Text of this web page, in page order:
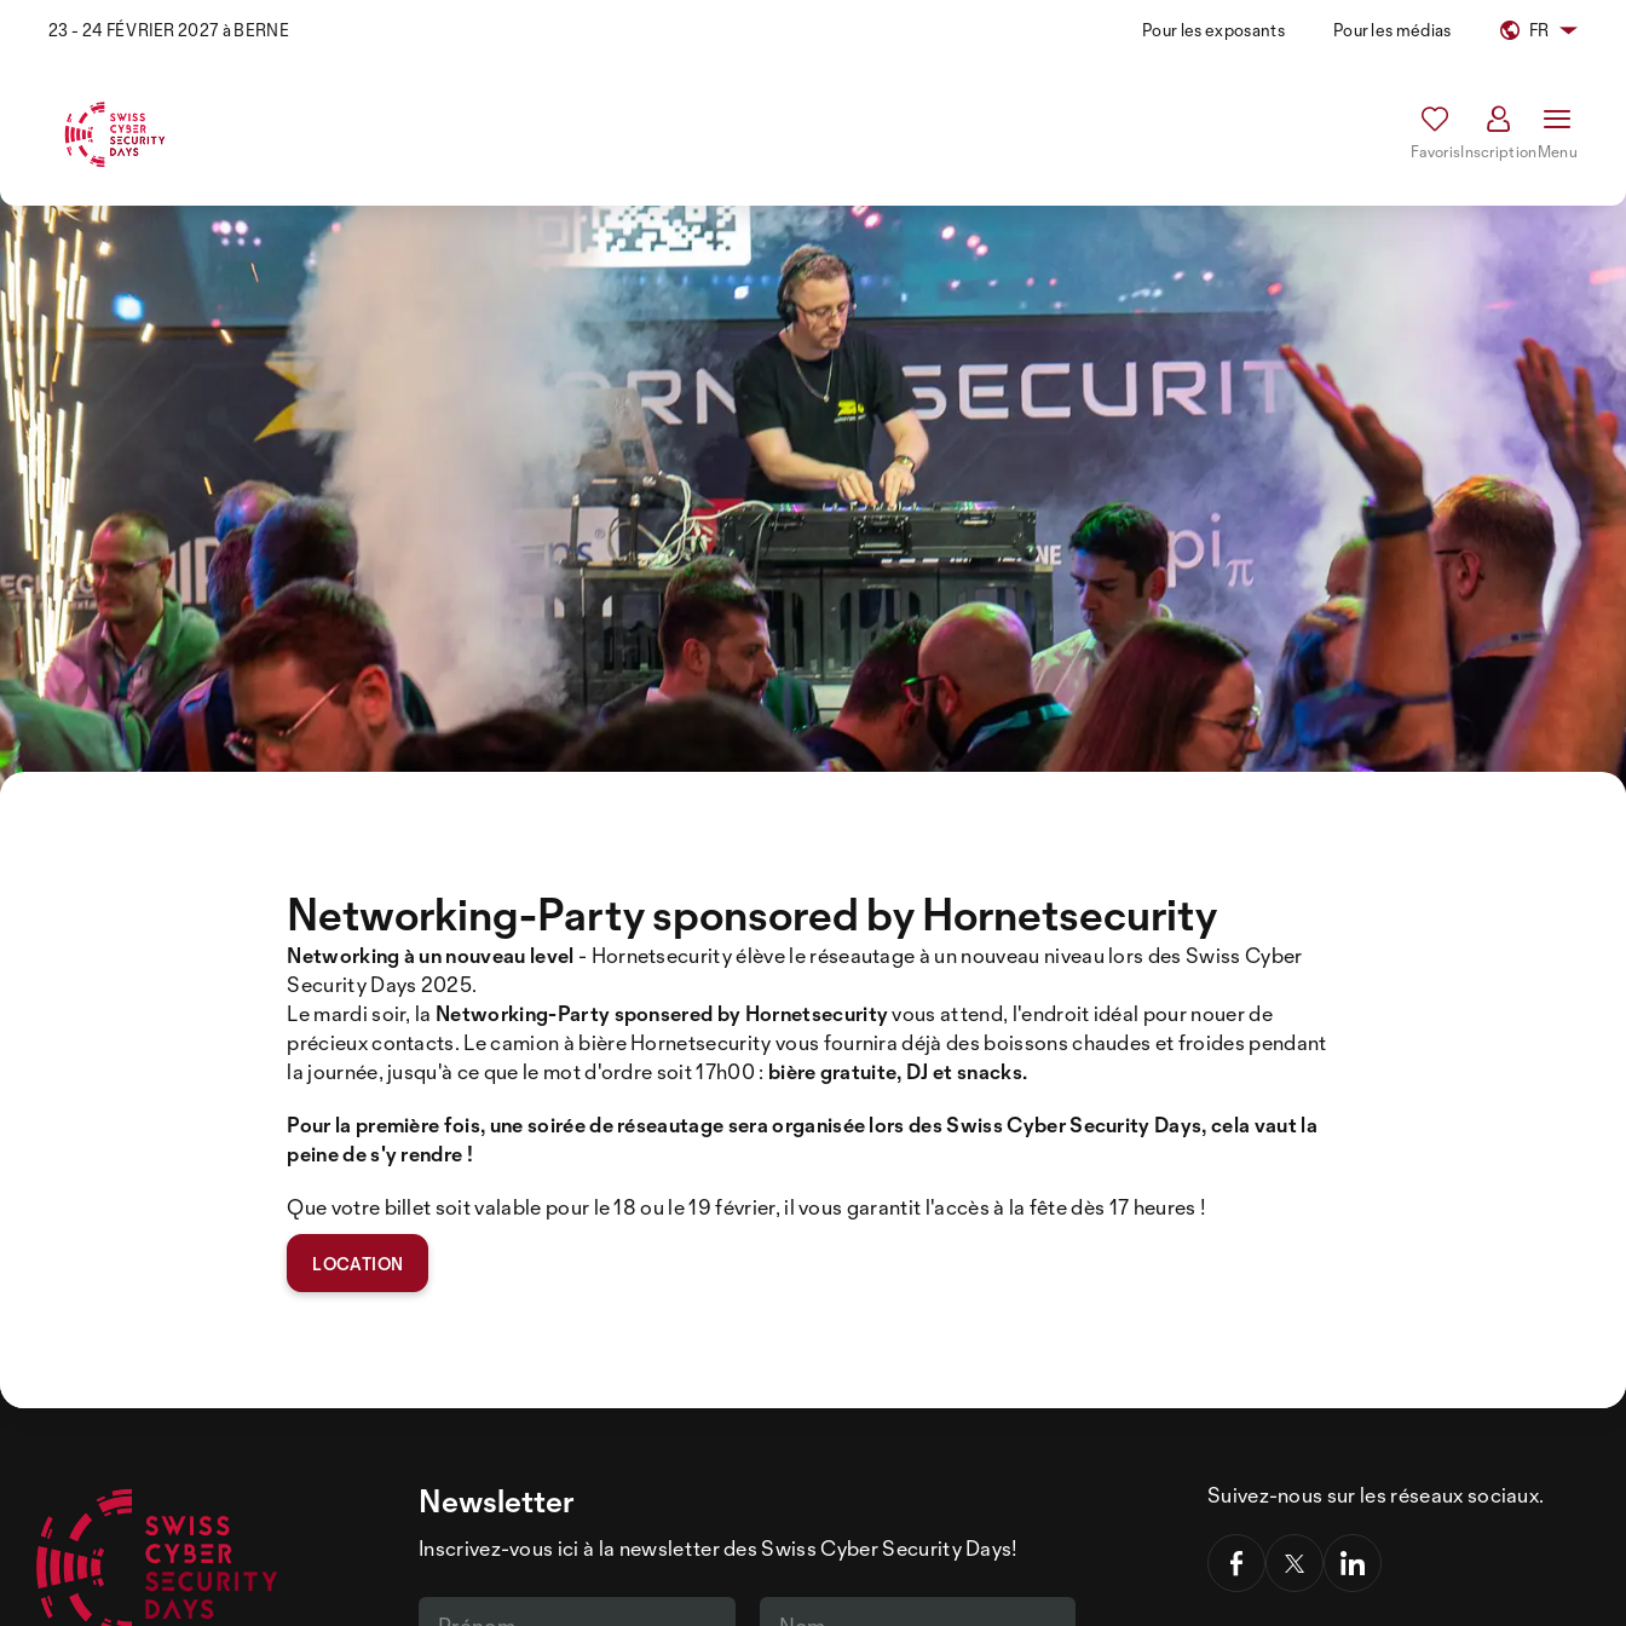
23 - 24 FÉVRIER 2027 à BERNE Pour les exposants Pour les médias FR
FavorisInscriptionMenu
Networking-Party sponsored by Hornetsecurity
Networking à un nouveau level - Hornetsecurity élève le réseautage à un nouveau niveau lors des Swiss Cyber
Security Days 2025.
Le mardi soir, la Networking-Party sponsered by Hornetsecurityvous attend, l'endroit idéal pour nouer de
précieux contacts. Le camion à bière Hornetsecurity vous fournira déjà des boissons chaudes et froides pendant
la journée, jusqu'à ce que le mot d'ordre soit 17h00 : bière gratuite, DJ et snacks.
Pour la première fois, une soirée de réseautage sera organisée lors des Swiss Cyber Security Days, cela vaut la
peine de s'y rendre !
Que votre billet soit valable pour le 18 ou le 19 février, il vous garantit l'accès à la fête dès 17 heures !
LOCATION
Newsletter
Inscrivez-vous ici à la newsletter des Swiss Cyber Security Days!
Suivez-nous sur les réseaux sociaux.